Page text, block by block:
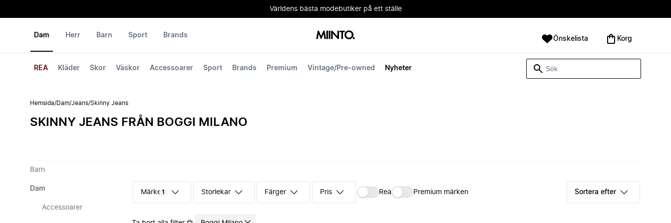
Världens bästa modebutiker på ett ställe
Dam
REA Kläder Skor Väskor Accessoarer Sport Brands Premium Vintage/Pre-owned Nyheter
Herr Barn Sport Brands Önskelista Korg
Hemsida/Dam/Jeans/Skinny Jeans
SKINNY JEANS FRÅN BOGGI MILANO
Barn
Dam
Accessoarer
Märke 1 Storlekar Färger Pris Rea Premium märken Sortera efter